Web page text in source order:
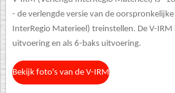
- de verlengde versie van de
InterRegio Materieel) treinstellen. De V-IRM
uitvoering en als 6-baks uitvoering.
Bekijk foto's van de V-IRM